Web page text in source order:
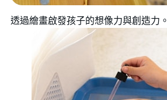
透過繪畫啟發孩子的想像力與創造力。